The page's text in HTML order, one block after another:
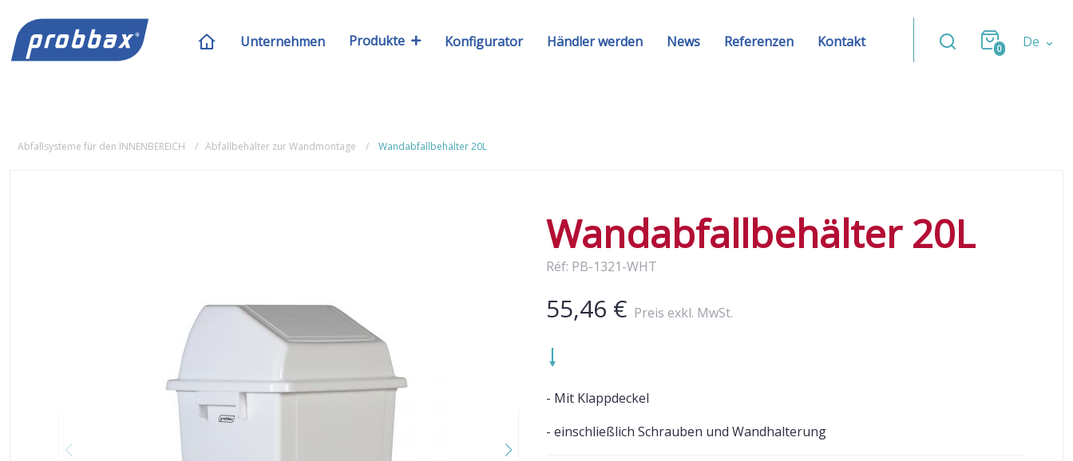
Unternehmen Produkte Konfigurator Händler werden News Referenzen Kontakt 0 De
Abfallsysteme für den INNENBEREICH Abfallbehälter zur Wandmontage Wandabfallbehälter 20L
Wandabfallbehälter 20L
Réf: PB-1321-WHT
55,46 € Preis exkl. MwSt.
- Mit Klappdeckel
- einschließlich Schrauben und Wandhalterung